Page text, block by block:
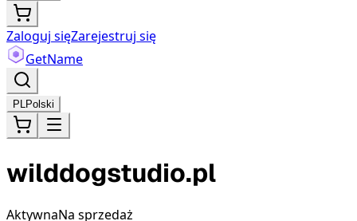
Zaloguj sięZarejestruj się
GetName
PLPolski
wilddogstudio.pl
AktywnaNa sprzedaż